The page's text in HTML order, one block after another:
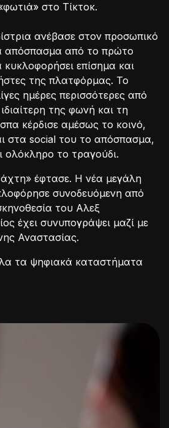
στο Τίκτοκ.
ανέβασε στον προσωπικό
απόσπασμα από το πρώτο
επίσημα και
της πλατφόρμας. Το
ημέρες περισσότερες από
της φωνή και τη
κέρδισε αμέσως το κοινό,
στα social του το απόσπασμα,
το τραγούδι.
έφτασε. Η νέα μεγάλη
συνοδευόμενη από
του Αλεξ
έχει συνυπογράψει μαζί με
Αναστασίας.
τα ψηφιακά καταστήματα